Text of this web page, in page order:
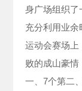
身广场组织了
充分利用业
运动会赛场上
败的成山豪
一、7个第二